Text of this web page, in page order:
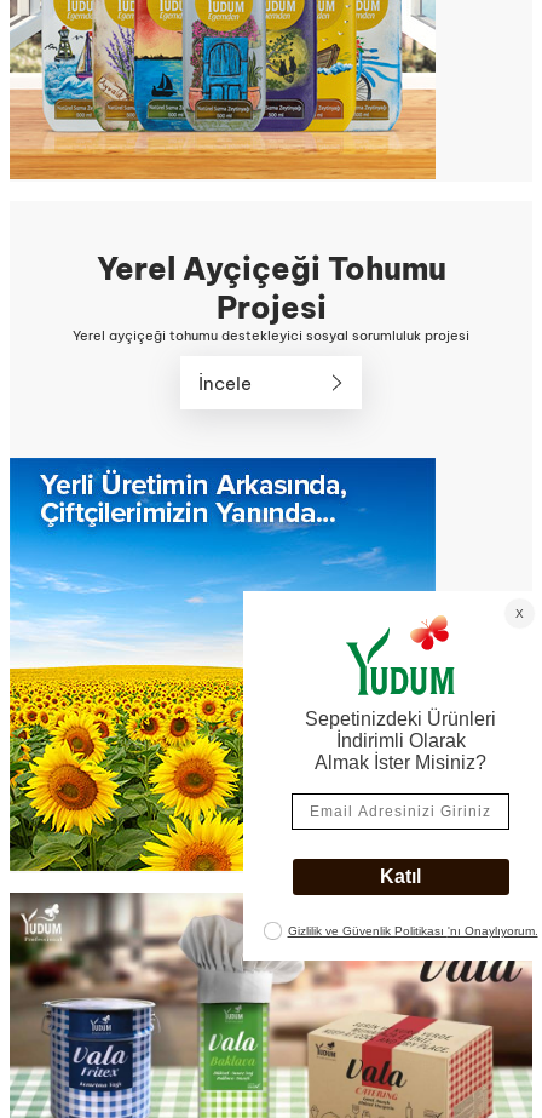
Yerel Ayçiçeği Tohumu
Projesi
Yerel ayçiçeği tohumu destekleyici sosyal sorumluluk projesi
İncele